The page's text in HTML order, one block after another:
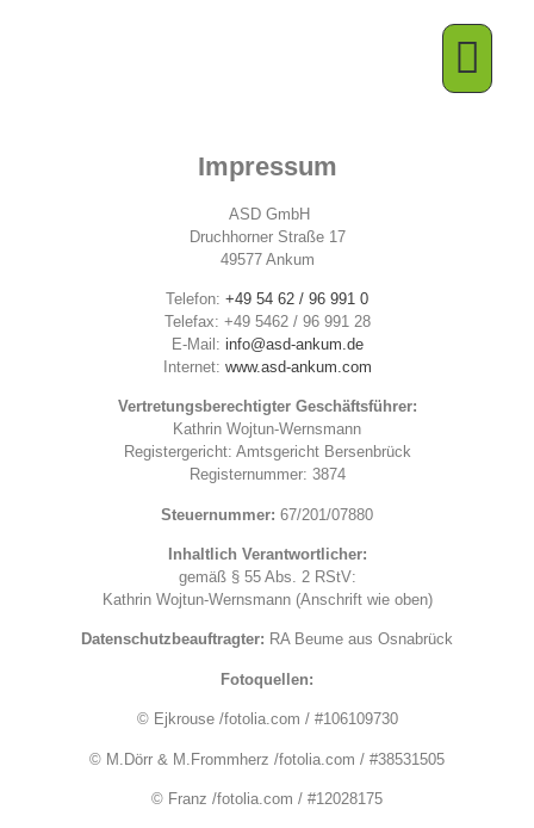
Impressum
ASD GmbH
Druchhorner Straße 17
49577 Ankum
Telefon: +49 54 62 / 96 991 0
Telefax: +49 5462 / 96 991 28
E-Mail: info@asd-ankum.de
Internet: www.asd-ankum.com
Vertretungsberechtigter Geschäftsführer:
Kathrin Wojtun-Wernsmann
Registergericht: Amtsgericht Bersenbrück
Registernummer: 3874
Steuernummer: 67/201/07880
Inhaltlich Verantwortlicher:
gemäß § 55 Abs. 2 RStV:
Kathrin Wojtun-Wernsmann (Anschrift wie oben)
Datenschutzbeauftragter: RA Beume aus Osnabrück
Fotoquellen:
© Ejkrouse /fotolia.com / #106109730
© M.Dörr & M.Frommherz /fotolia.com / #38531505
© Franz /fotolia.com / #12028175